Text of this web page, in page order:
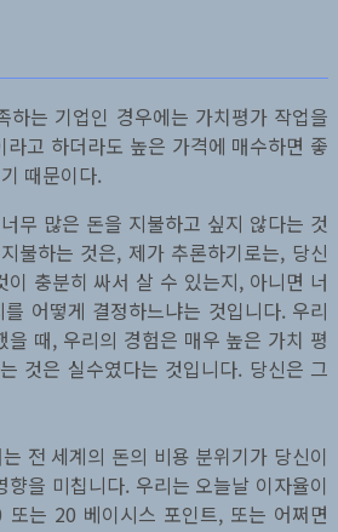
하는 기업인 경우에는 가치평가 작업을
고 하더라도 높은 가격에 매수하면 좋
때문이다.
무 많은 돈을 지불하고 싶지 않다는 것
불하는 것은, 제가 추론하기로는, 당신
이 충분히 싸서 살 수 있는지, 아니면 너
어떻게 결정하느냐는 것입니다. 우리
을 때, 우리의 경험은 매우 높은 가치 평
것은 실수였다는 것입니다. 당신은 그
전 세계의 돈의 비용 분위기가 당신이
을 미칩니다. 우리는 오늘날 이자율이
는 20 베이시스 포인트, 또는 어쩌면